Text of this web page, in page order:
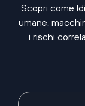
Scopri come
umane,
i rischi